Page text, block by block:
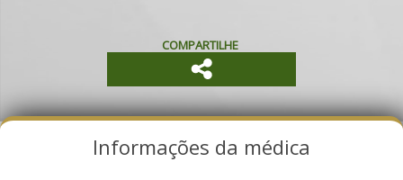
COMPARTILHE
Informações da médica